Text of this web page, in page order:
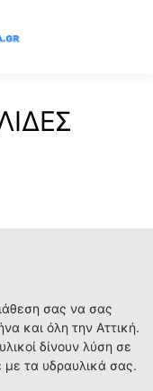
σας να σας
και όλη την Αττική.
δίνουν λύση σε
με τα υδραυλικά σας.